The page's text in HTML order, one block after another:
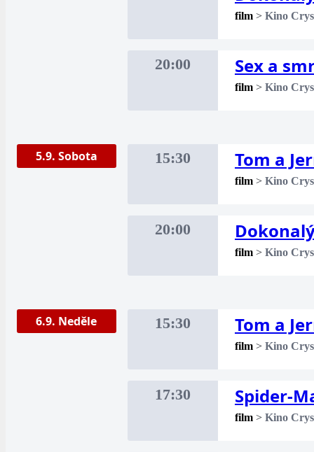
film > Kino
20:00 Sex a
film > Kino
5.9. Sobota 15:30 Tom a
film > Kino
20:00
film > Kino
6.9. Neděle 15:30 Tom a
film > Kino
17:30 Spider-
film > Kino